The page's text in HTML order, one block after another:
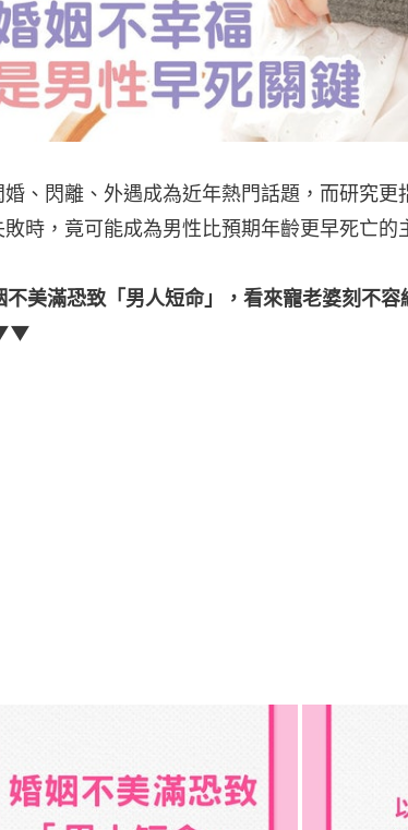
婚、閃離、外遇成為近年熱門話題，而研究
敗時，竟可能成為男性比預期年齡更早死亡的
不美滿恐致「男人短命」，看來寵老婆刻不容